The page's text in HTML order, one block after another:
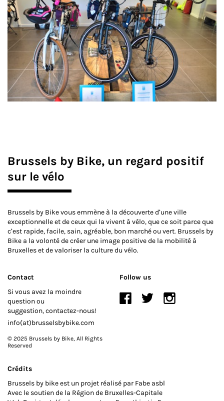
Brussels by Bike, un regard positif
sur le vélo
Brussels by Bike vous emmène à la découverte d’une ville
exceptionnelle et de ceux qui la vivent à vélo, que ce soit parce que
c’est rapide, facile, sain, agréable, bon marché ou vert. Brussels by
Bike a la volonté de créer une image positive de la mobilité à
Bruxelles et de valoriser la culture du vélo.
Contact
Si vous avez la moindre
question ou
suggestion, contactez-nous!
info(at)brusselsbybike.com
© 2025 Brussels by Bike, All Rights
Reserved
Follow us
Crédits
Brussels by bike est un projet réalisé par Fabe asbl
Avec le soutien de la Région de Bruxelles-Capitale